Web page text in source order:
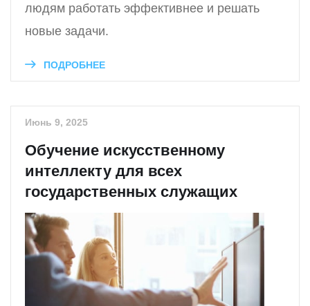
людям работать эффективнее и решать
новые задачи.
ПОДРОБНЕЕ
Июнь 9, 2025
Обучение искусственному
интеллекту для всех
государственных служащих